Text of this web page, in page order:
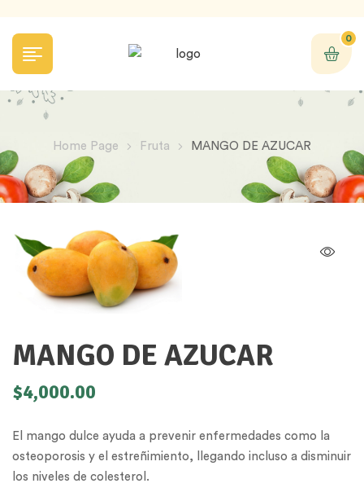
0
Home Page Fruta MANGO DE AZUCAR
MANGO DE AZUCAR
$4,000.00
El mango dulce ayuda a prevenir enfermedades como la
osteoporosis y el estreñimiento, llegando incluso a disminuir
los niveles de colesterol.